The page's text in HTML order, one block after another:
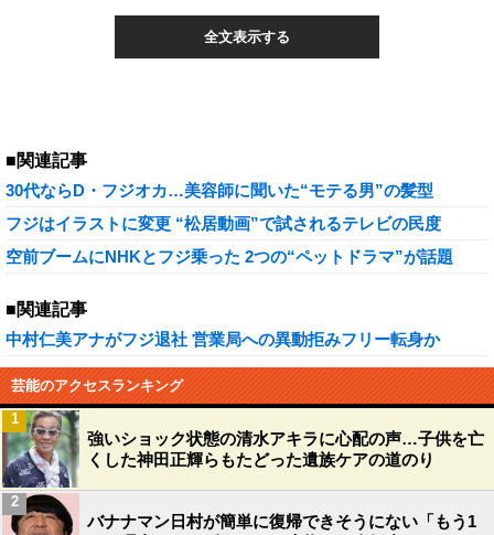
全文表示する
■関連記事
30代ならD・フジオカ…美容師に聞いた“モテる男”の髪型
フジはイラストに変更 “松居動画”で試されるテレビの民度
空前ブームにNHKとフジ乗った 2つの“ペットドラマ”が話題
■関連記事
中村仁美アナがフジ退社 営業局への異動拒みフリー転身か
芸能のアクセスランキング
強いショック状態の清水アキラに心配の声…子供を亡
くした神田正輝らもたどった遺族ケアの道のり
1
バナナマン日村が簡単に復帰できそうにない「もう1
2